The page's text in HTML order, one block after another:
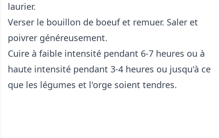
laurier.
Verser le bouillon de boeuf et remuer. Saler et
poivrer généreusement.
Cuire à faible intensité pendant 6-7 heures ou à
haute intensité pendant 3-4 heures ou jusqu'à ce
que les légumes et l'orge soient tendres.